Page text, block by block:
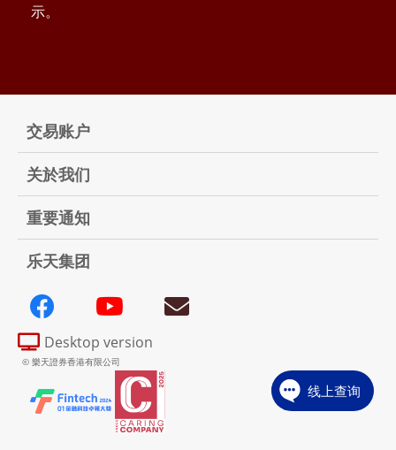
示。
交易账户
关於我们
重要通知
乐天集团
Desktop version
© 樂天證券香港有限公司